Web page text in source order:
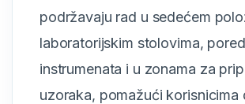
podržavaju rad u sedećem
laboratorijskim stolovima, pored
instrumenata i u zonama za
uzoraka, pomažući korisnicima